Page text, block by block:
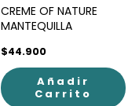
CREME OF NATURE
MANTEQUILLA
$44.900
Añadir
Carrito